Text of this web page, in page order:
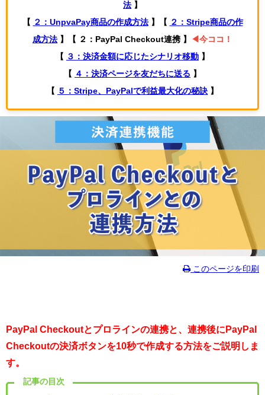
法】
【 ２：UnpvaPay商品の作成方法】【 ２：Stripe商品の作
成方法】【 ２：PayPal Checkout連携 】 ◀今ココ！
【 ３：決済金額に応じたシナリオ移動 】
【 ４：決済ページを友だちに送る 】
【 ５：Stripe、PayPalで利益最大化の秘訣 】
このページを印刷
PayPal Checkoutとプロラインの連携と、連携後にPayPal
Checkoutの決済ボタンを10秒で作成する方法をご説明しま
す。
記事の目次